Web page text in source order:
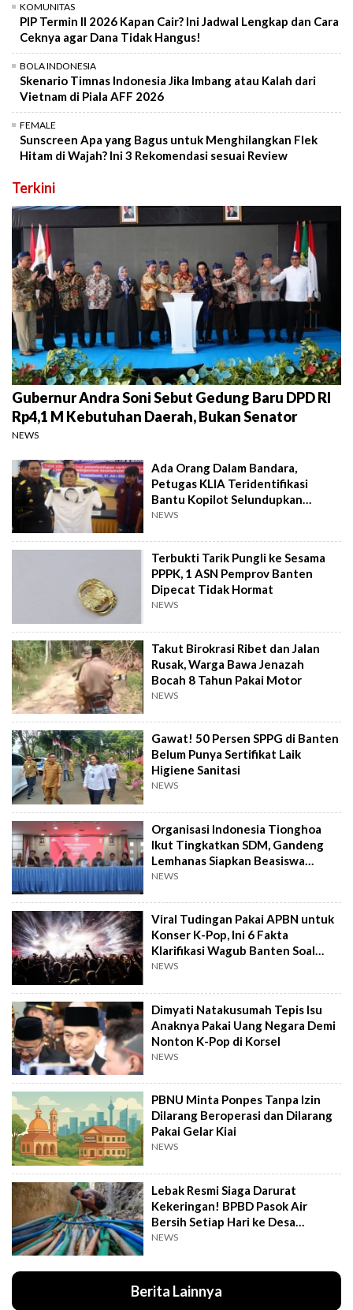
KOMUNITAS
PIP Termin II 2026 Kapan Cair? Ini Jadwal Lengkap dan Cara
Ceknya agar Dana Tidak Hangus!
BOLA INDONESIA
Skenario Timnas Indonesia Jika Imbang atau Kalah dari
Vietnam di Piala AFF 2026
FEMALE
Sunscreen Apa yang Bagus untuk Menghilangkan Flek
Hitam di Wajah? Ini 3 Rekomendasi sesuai Review
Terkini
Gubernur Andra Soni Sebut Gedung Baru DPD RI
Rp4,1 M Kebutuhan Daerah, Bukan Senator
NEWS
Ada Orang Dalam Bandara,
Petugas KLIA Teridentifikasi
Bantu Kopilot Selundupkan
Ekstasi ke Indonesia
NEWS
Terbukti Tarik Pungli ke Sesama
PPPK, 1 ASN Pemprov Banten
Dipecat Tidak Hormat
NEWS
Takut Birokrasi Ribet dan Jalan
Rusak, Warga Bawa Jenazah
Bocah 8 Tahun Pakai Motor
NEWS
Gawat! 50 Persen SPPG di Banten
Belum Punya Sertifikat Laik
Higiene Sanitasi
NEWS
Organisasi Indonesia Tionghoa
Ikut Tingkatkan SDM, Gandeng
Lemhanas Siapkan Beasiswa
Hingga S3
NEWS
Viral Tudingan Pakai APBN untuk
Konser K-Pop, Ini 6 Fakta
Klarifikasi Wagub Banten Soal
Putrinya
NEWS
Dimyati Natakusumah Tepis Isu
Anaknya Pakai Uang Negara Demi
Nonton K-Pop di Korsel
NEWS
PBNU Minta Ponpes Tanpa Izin
Dilarang Beroperasi dan Dilarang
Pakai Gelar Kiai
NEWS
Lebak Resmi Siaga Darurat
Kekeringan! BPBD Pasok Air
Bersih Setiap Hari ke Desa
Pelosok
NEWS
Berita Lainnya